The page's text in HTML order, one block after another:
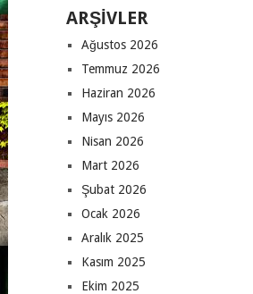
ARŞIVLER
Ağustos 2026
Temmuz 2026
Haziran 2026
Mayıs 2026
Nisan 2026
Mart 2026
Şubat 2026
Ocak 2026
Aralık 2025
Kasım 2025
Ekim 2025